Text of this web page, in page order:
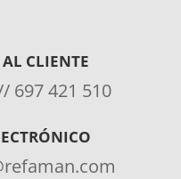
CLIENTE
697 421 510